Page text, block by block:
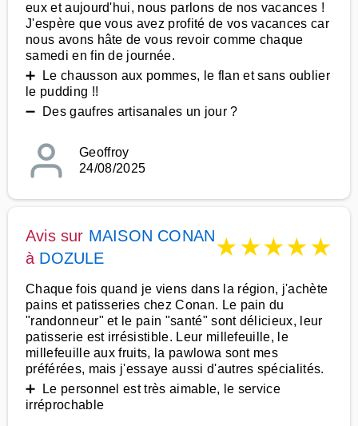
eux et aujourd'hui, nous parlons de nos vacances !
J'espère que vous avez profité de vos vacances car
nous avons hâte de vous revoir comme chaque
samedi en fin de journée.
➕ Le chausson aux pommes, le flan et sans oublier
le pudding !!
➖ Des gaufres artisanales un jour ?
Geoffroy
24/08/2025
Avis sur MAISON CONAN
à DOZULE ★★★★★
Chaque fois quand je viens dans la région, j'achète
pains et patisseries chez Conan. Le pain du
"randonneur" et le pain "santé" sont délicieux, leur
patisserie est irrésistible. Leur millefeuille, le
millefeuille aux fruits, la pawlowa sont mes
préférées, mais j'essaye aussi d'autres spécialités.
➕ Le personnel est très aimable, le service
irréprochable